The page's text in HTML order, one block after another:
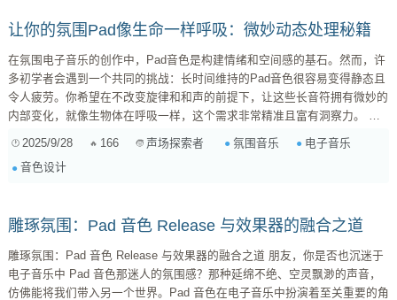
让你的氛围Pad像生命一样呼吸：微妙动态处理秘籍
在氛围电子音乐的创作中，Pad音色是构建情绪和空间感的基石。然而，许
多初学者会遇到一个共同的挑战：长时间维持的Pad音色很容易变得静态且
令人疲劳。你希望在不改变旋律和和声的前提下，让这些长音符拥有微妙的
内部变化，就像生物体在呼吸一样，这个需求非常精准且富有洞察力。 要
要专注于声音的“微动态”和“内部纹理”变化。以下是一些行之有效的方法，
它们能让你的Pad音色在保持稳定的同时，不断地进行细腻的自我演变： 1.
2025/9/28 166 声场探索者 氛围音乐
电子音乐
音色设计
雕琢氛围：Pad 音色 Release 与效果器的融合之道
雕琢氛围：Pad 音色 Release 与效果器的融合之道 朋友，你是否也沉迷于
电子音乐中 Pad 音色那迷人的氛围感？那种延绵不绝、空灵飘渺的声音，
仿佛能将我们带入另一个世界。Pad 音色在电子音乐中扮演着至关重要的角